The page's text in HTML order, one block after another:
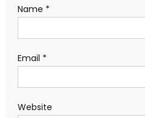
Name *
Email *
Website